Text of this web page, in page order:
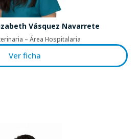
Vásquez Navarrete
– Área Hospitalaria
Ver ficha